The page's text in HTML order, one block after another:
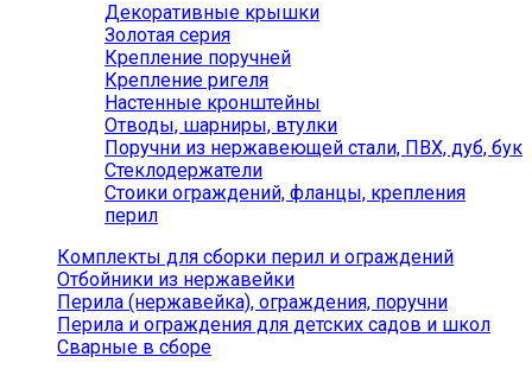
Декоративные крышки
Золотая серия
Крепление поручней
Крепление ригеля
Настенные кронштейны
Отводы, шарниры, втулки
Поручни из нержавеющей стали, ПВХ, дуб, бук
Стеклодержатели
Стоики ограждений, фланцы, крепления
перил
Комплекты для сборки перил и ограждений
Отбойники из нержавейки
Перила (нержавейка), ограждения, поручни
Перила и ограждения для детских садов и школ
Сварные в сборе